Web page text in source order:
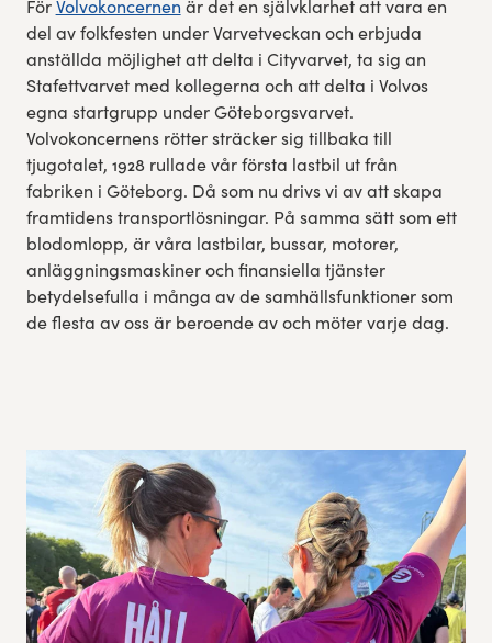
FörVolvokoncernen är det en självklarhet att vara en
del av folkfesten under Varvetveckan och erbjuda
anställda möjlighet att delta i Cityvarvet, ta sig an
Stafettvarvet med kollegerna och att delta i Volvos
egna startgrupp under Göteborgsvarvet.
Volvokoncernens rötter sträcker sig tillbaka till
tjugotalet, 1928 rullade vår första lastbil ut från
fabriken i Göteborg. Då som nu drivs vi av att skapa
framtidens transportlösningar. På samma sätt som ett
blodomlopp, är våra lastbilar, bussar, motorer,
anläggningsmaskiner och finansiella tjänster
betydelsefulla i många av de samhällsfunktioner som
de flesta av oss är beroende av och möter varje dag.